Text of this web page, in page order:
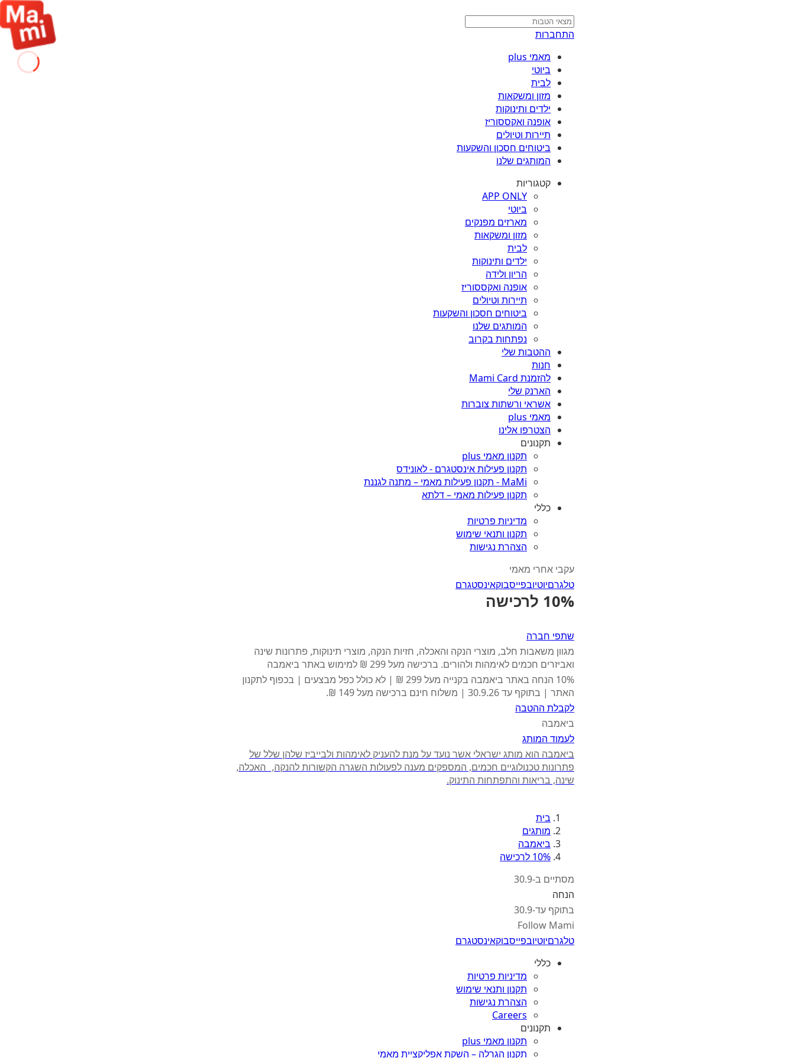
התחברות
מאמי plus
ביוטי
לבית
מזון ומשקאות
ילדים ותינוקות
אופנה ואקססוריז
תיירות וטיולים
ביטוחים חסכון והשקעות
המותגים שלנו
קטגוריות
APP ONLY
ביוטי
מארזים מפנקים
מזון ומשקאות
לבית
ילדים ותינוקות
הריון ולידה
אופנה ואקססוריז
תיירות וטיולים
ביטוחים חסכון והשקעות
המותגים שלנו
נפתחות בקרוב
ההטבות שלי
חנות
להזמנת Mami Card
הארנק שלי
אשראי ורשתות צוברות
מאמי plus
הצטרפו אלינו
תקנונים
תקנון מאמי plus
תקנון פעילות אינסטגרם - לאונידס
MaMi - תקנון פעילות מאמי – מתנה לגננת
תקנון פעילות מאמי – דלתא
כללי
מדיניות פרטיות
תקנון ותנאי שימוש
הצהרת נגישות
עקבי אחרי מאמי
טלגרםיוטיובפייסבוקאינסטגרם
10% לרכישה
שתפי חברה
מגוון משאבות חלב, מוצרי הנקה והאכלה, חזיות הנקה, מוצרי תינוקות, פתרונות שינה
ואביזרים חכמים לאימהות ולהורים. ברכישה מעל 299 ₪ למימוש באתר ביאמבה
10% הנחה באתר ביאמבה בקנייה מעל 299 ₪ | לא כולל כפל מבצעים | בכפוף לתקנון
האתר | בתוקף עד 30.9.26 | משלוח חינם ברכישה מעל 149 ₪.
לקבלת ההטבה
ביאמבה
לעמוד המותג
ביאמבה הוא מותג ישראלי אשר נועד על מנת להעניק לאימהות ולבייביז שלהן שלל של
פתרונות טכנולוגיים חכמים, המספקים מענה לפעולות השגרה הקשורות להנקה, האכלה,
שינה, בריאות והתפתחות התינוק.
בית
מותגים
ביאמבה
10% לרכישה
מסתיים ב-30.9
הנחה
בתוקף עד-30.9
Follow Mami
טלגרםיוטיובפייסבוקאינסטגרם
כללי
מדיניות פרטיות
תקנון ותנאי שימוש
הצהרת נגישות
Careers
תקנונים
תקנון מאמי plus
תקנון הגרלה – השקת אפליקציית מאמי